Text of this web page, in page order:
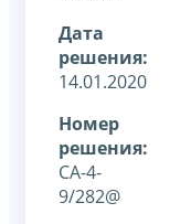
Дата
решения:
14.01.2020
Номер
решения:
СА-4-
9/282@